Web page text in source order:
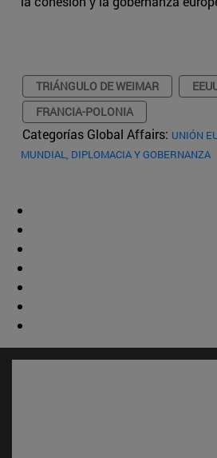
TRIÁNGULO DE WEIMAR
FRANCIA-POLONIA
Categorías Global Affairs: UNIÓN
MUNDIAL, DIPLOMACIA Y GOBERNANZA